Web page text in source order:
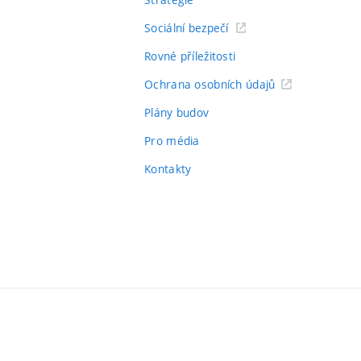
Sociální bezpečí
Rovné příležitosti
Ochrana osobních údajů
Plány budov
Pro média
Kontakty